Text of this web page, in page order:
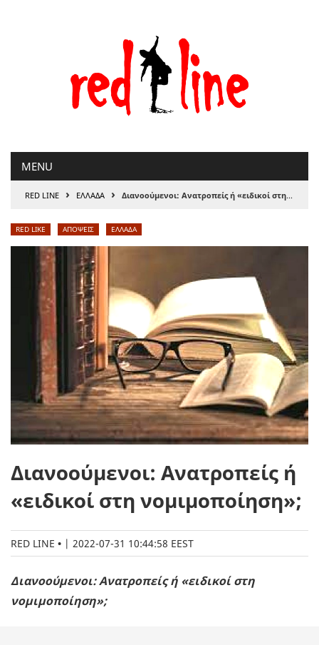
MENU
RED LINE › ΕΛΛΑΔΑ › Διανοούμενοι: Ανατροπείς ή «ειδικοί στη νομιμοποίηση»;
RED LIKE ΑΠΟΨΕΙΣ ΕΛΛΑΔΑ
Διανοούμενοι: Ανατροπείς ή
«ειδικοί στη νομιμοποίηση»;
RED LINE | 2022-07-31 10:44:58 EEST
Διανοούμενοι: Ανατροπείς ή «ειδικοί στη
νομιμοποίηση»;